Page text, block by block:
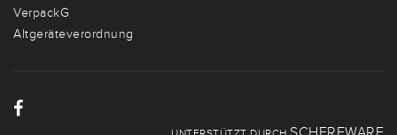
VerpackG
Altgeräteverordnung